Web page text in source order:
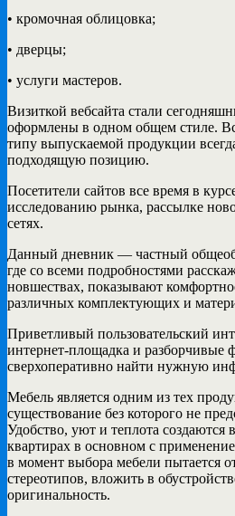
• кромочная облицовка;
• дверцы;
• услуги мастеров.
Визиткой вебсайта стали
оформлены в одном общем стиле.
типу выпускаемой продукции
подходящую позицию.
Посетители сайтов все время в
исследованию рынка, рассылке
сетях.
Данный дневник — частный
где со всеми подробностями
новшествах, показывают
различных комплектующих и
Приветливый пользовательский
интернет-площадка и разборчивые
сверхоперативно найти нужную
Мебель является одним из тех
существование без которого не
Удобство, уют и теплота создаются
квартирах в основном с
в момент выбора мебели пытается
стереотипов, вложить в
оригинальность.